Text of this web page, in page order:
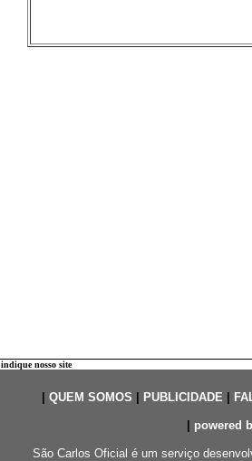
indique nosso site
QUEM SOMOS PUBLICIDADE|
powered
São Carlos Oficial é um serviço